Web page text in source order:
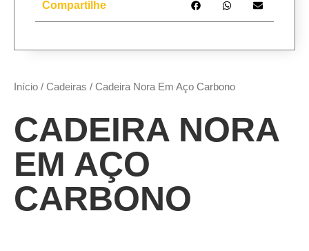
Início / Cadeiras / Cadeira Nora Em Aço Carbono
CADEIRA NORA
EM AÇO
CARBONO
Compartilhe